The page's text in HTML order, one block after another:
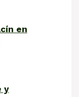
en
y